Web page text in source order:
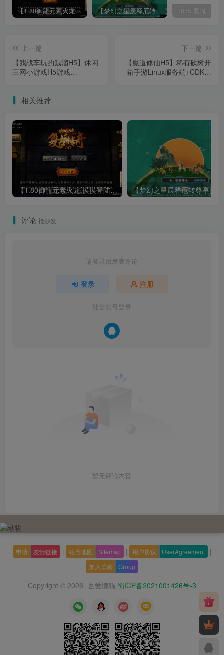
【1.80御龍元素火龙[摸摸登陆器]】战神引擎WIN服务端+GM工具+充值后台+双端+架设教程 【梦幻之星辰释厄转尊享挂机版】MT3换皮梦幻西游Linux服务端+GM后台+双端+源码+架设教程
上一篇
【我战车玩的贼溜H5】休闲
三网小游戏H5游戏
下一篇
【魔道修仙H5】稀有砍树开
箱手游Linux服务端+CDK授
相关推荐
【1.80御龍元素火龙[摸摸登陆器]】战神引擎WIN服务端+GM工具+充值后台+双端+架设教程
评论 抢沙发
请登录后发表评论
登录 注册
社交账号登录
暂无评论内容
申请 友情链接 | 站点地图 Sitemap | 用户协议 UserAgreement |
加入群聊 Group
Copyright © 2026 · 吾爱懒猫 蜀ICP备2021001426号-3